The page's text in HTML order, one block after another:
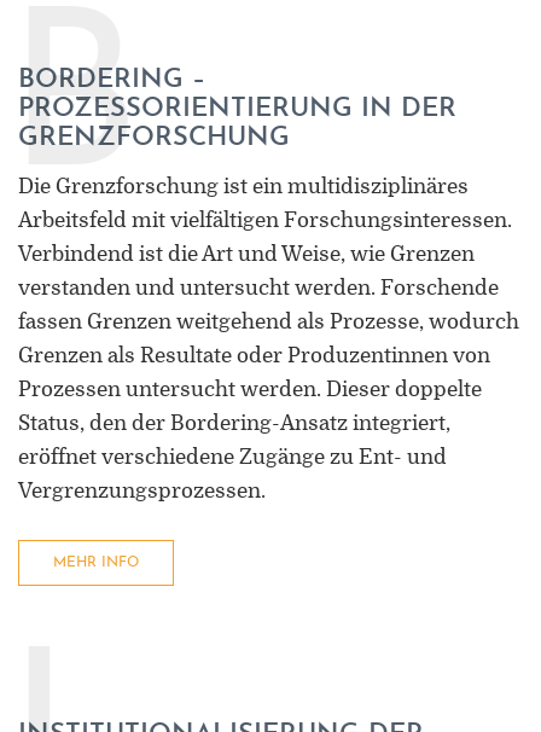
Leiter des Interdisziplinären
Kompetenzzentrums „UniGR-Center
for Border Studies“
Stv. Leiter des trinationalen Master in
Border Studies
Forschung zu Raum-, Identitäts-,
Praxis-, Grenztheorien und
vergrenzten Lebenswelten
Gründungsmitglied der
Arbeitsgruppen „Cultural Border
Studies” (KWG), „Bordertextures”
(UniGR-CBS) und „LABOR SwissLux“
BORDERING –
PROZESSORIENTIERUNG IN DER
GRENZFORSCHUNG
B
Die Grenzforschung ist ein multidisziplinäres
Arbeitsfeld mit vielfältigen Forschungsinteressen.
Verbindend ist die Art und Weise, wie Grenzen
verstanden und untersucht werden. Forschende
fassen Grenzen weitgehend als Prozesse, wodurch
Grenzen als Resultate oder Produzentinnen von
Prozessen untersucht werden. Dieser doppelte
Status, den der Bordering-Ansatz integriert,
eröffnet verschiedene Zugänge zu Ent- und
Vergrenzungsprozessen.
MEHR INFO